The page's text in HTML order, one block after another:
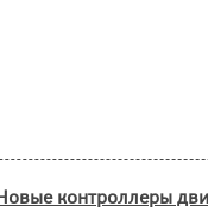
контроллеры